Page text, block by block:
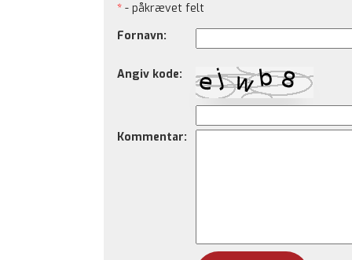
* - påkrævet felt
Fornavn:
Angiv kode:
Kommentar: